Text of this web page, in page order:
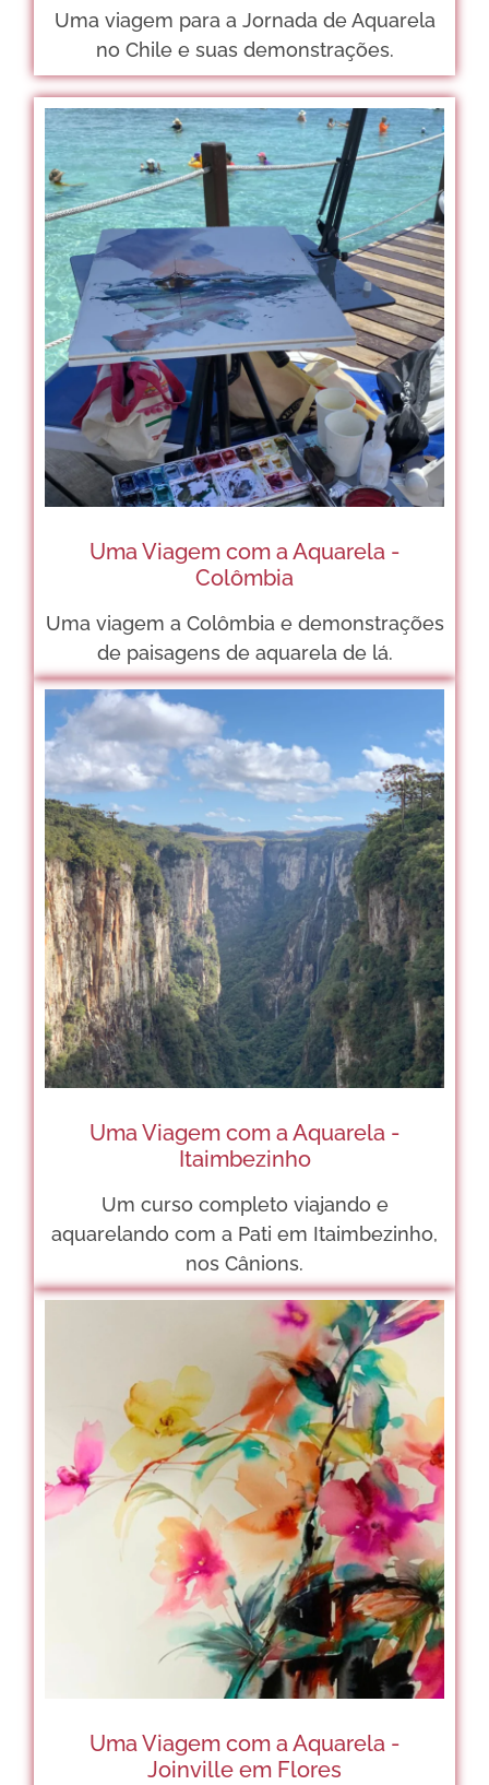
Uma viagem para a Jornada de Aquarela
no Chile e suas demonstrações.
Uma Viagem com a Aquarela -
Colômbia
Uma viagem a Colômbia e demonstrações
de paisagens de aquarela de lá.
Uma Viagem com a Aquarela -
Itaimbezinho
Um curso completo viajando e
aquarelando com a Pati em Itaimbezinho,
nos Cânions.
Uma Viagem com a Aquarela -
Joinville em Flores